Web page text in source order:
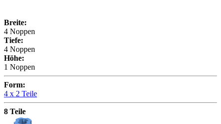
Breite:
4 Noppen
Tiefe:
4 Noppen
Höhe:
1 Noppen
Form:
4 x 2 Teile
8 Teile